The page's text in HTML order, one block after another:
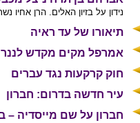
נידון על בזיון האלים. הרן אחיו
תיאורו של עד ראיה
אמרפל מקים מקדש לננר
חוק קרקעות נגד עברים
עיר חדשה בדרום: חברון
חברון על שם מייסדיה –